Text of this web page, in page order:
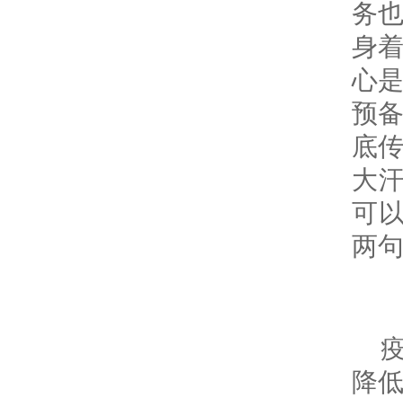
务
身
心
预
底
大
可
两
降